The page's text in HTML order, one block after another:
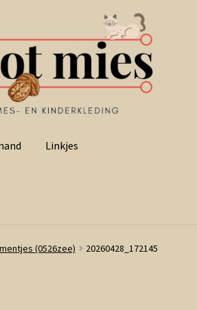
Linkjes
(0526zee) 20260428_172145